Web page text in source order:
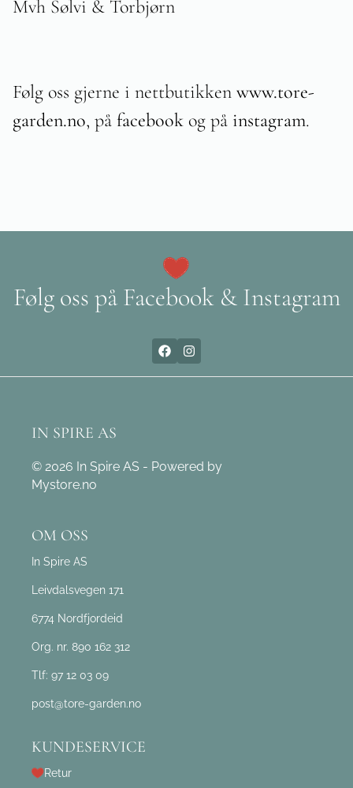
Mvh Sølvi & Torbjørn
Følg oss gjerne i nettbutikken www.tore-
garden.no, på facebook og på instagram.
Følg oss på Facebook & Instagram
IN SPIRE AS
© 2026 In Spire AS - Powered by
Mystore.no
OM OSS
In Spire AS
Leivdalsvegen 171
6774 Nordfjordeid
Org. nr. 890 162 312
Tlf: 97 12 03 09
post@tore-garden.no
KUNDESERVICE
Retur